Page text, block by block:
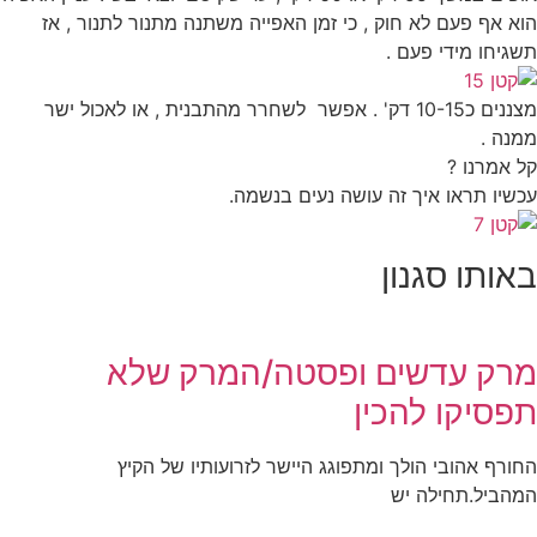
הוא אף פעם לא חוק , כי זמן האפייה משתנה מתנור לתנור , אז
תשגיחו מידי פעם .
מצננים כ10-15 דק' . אפשר לשחרר מהתבנית , או לאכול ישר
ממנה .
קל אמרנו ?
עכשיו תראו איך זה עושה נעים בנשמה.
באותו סגנון
מרק עדשים ופסטה/המרק שלא
תפסיקו להכין
החורף אהובי הולך ומתפוגג היישר לזרועותיו של הקיץ
המהביל.תחילה יש